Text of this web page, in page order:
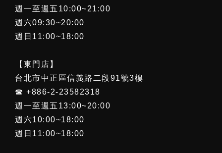
週一至週五10:00~21:00
週六09:30~20:00
週日11:00~18:00
【東門店】
台北市中正區信義路二段91號3樓
☎ +886-2-23582318
週一至週五13:00~20:00
週六10:00~18:00
週日11:00~18:00